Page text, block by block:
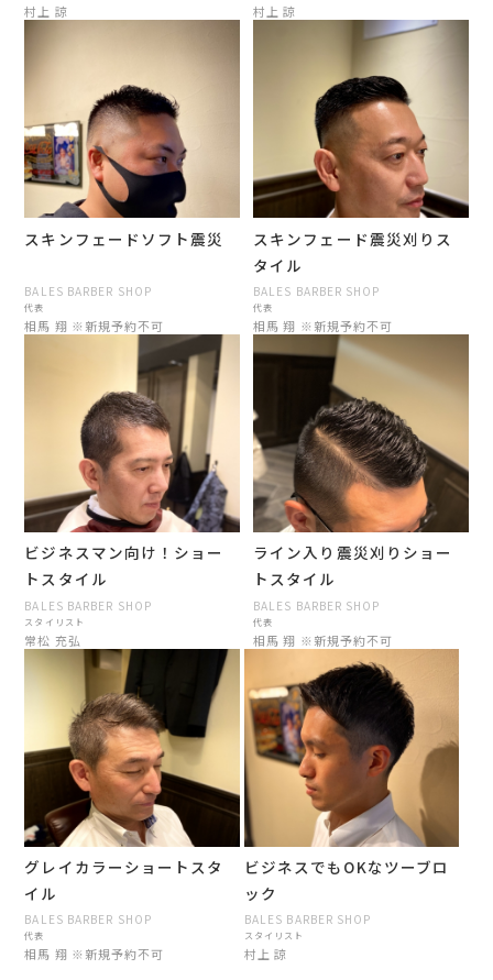
村上 諒 村上 諒
スキンフェードソフト震災
BALES BARBER SHOP
代表
相馬 翔 ※新規予約不可
スキンフェード震災刈りス
タイル
BALES BARBER SHOP
代表
相馬 翔 ※新規予約不可
ビジネスマン向け！ショー
トスタイル
BALES BARBER SHOP
スタイリスト
常松 充弘
ライン入り震災刈りショー
トスタイル
BALES BARBER SHOP
代表
相馬 翔 ※新規予約不可
グレイカラーショートスタ
イル
BALES BARBER SHOP
代表
相馬 翔 ※新規予約不可
ビジネスでもOKなツーブロ
ック
BALES BARBER SHOP
スタイリスト
村上 諒